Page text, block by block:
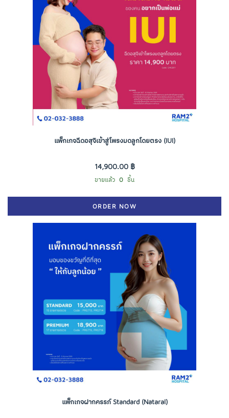
แพ็กเกจฉีดอสุจิเข้าสู่โพรงมดลูกโดยตรง (IUI)
14,900.00 ฿
ขายแล้ว 0 ชิ้น
ORDER NOW
แพ็กเกจฝากครรภ์ Standard (Nataral)